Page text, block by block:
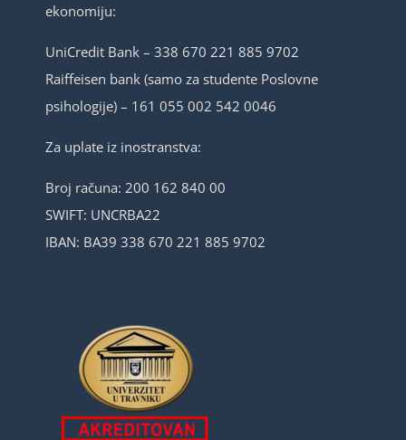
ekonomiju:
UniCredit Bank – 338 670 221 885 9702
Raiffeisen bank (samo za studente Poslovne
psihologije) – 161 055 002 542 0046
Za uplate iz inostranstva:
Broj računa: 200 162 840 00
SWIFT: UNCRBA22
IBAN: BA39 338 670 221 885 9702